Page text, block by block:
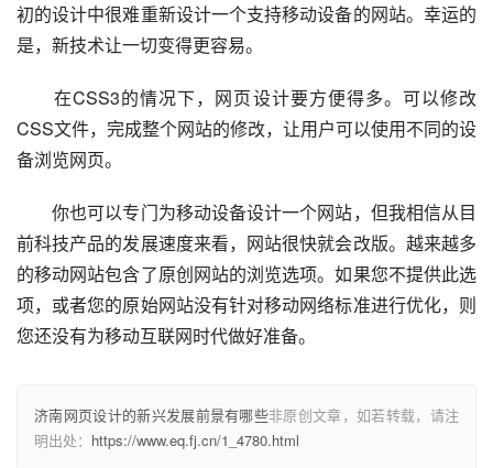
初的设计中很难重新设计一个支持移动设备的网站。幸运的
是，新技术让一切变得更容易。
在CSS3的情况下，网页设计要方便得多。可以修改
CSS文件，完成整个网站的修改，让用户可以使用不同的设
备浏览网页。
你也可以专门为移动设备设计一个网站，但我相信从目
前科技产品的发展速度来看，网站很快就会改版。越来越多
的移动网站包含了原创网站的浏览选项。如果您不提供此选
项，或者您的原始网站没有针对移动网络标准进行优化，则
您还没有为移动互联网时代做好准备。
济南网页设计的新兴发展前景有哪些非原创文章，如若转载，请注
明出处： https://www.eq.fj.cn/1_4780.html